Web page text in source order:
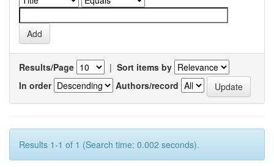
Results/Page | Sort items by
In order
Authors/record
Results 1-1 of 1 (Search time: 0.002 seconds).